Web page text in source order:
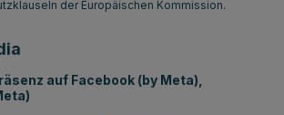
der Europäischen Kommission.
auf Facebook (by Meta),